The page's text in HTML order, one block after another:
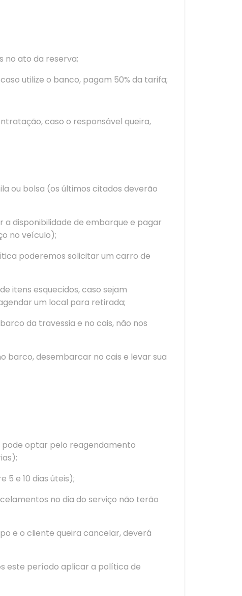
no ato da reserva;
utilize o banco, pagam 50% da tarifa;
caso o responsável queira,
ou bolsa (os últimos citados deverão
a disponibilidade de embarque e pagar
no veículo);
poderemos solicitar um carro de
itens esquecidos, caso sejam
um local para retirada;
da travessia e no cais, não nos
barco, desembarcar no cais e levar sua
optar pelo reagendamento
e 10 dias úteis);
no dia do serviço não terão
e o cliente queira cancelar, deverá
este período aplicar a política de